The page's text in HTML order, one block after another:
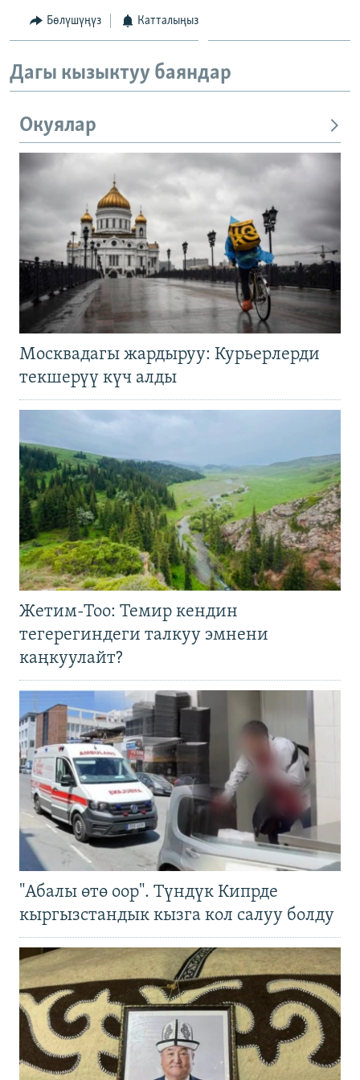
Бөлүшүңүз Катталыңыз
Дагы кызыктуу баяндар
Окуялар
Москвадагы жардыруу: Курьерлерди
текшерүү күч алды
Жетим-Тоо: Темир кендин
тегерегиндеги талкуу эмнени
каңкуулайт?
"Абалы өтө оор". Түндүк Кипрде
кыргызстандык кызга кол салуу болду